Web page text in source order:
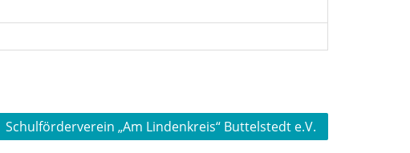
Schulförderverein „Am Lindenkreis“ Buttelstedt e.V.